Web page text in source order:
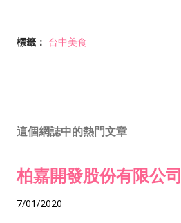
標籤： 台中美食
這個網誌中的熱門文章
柏嘉開發股份有限公司
7/01/2020